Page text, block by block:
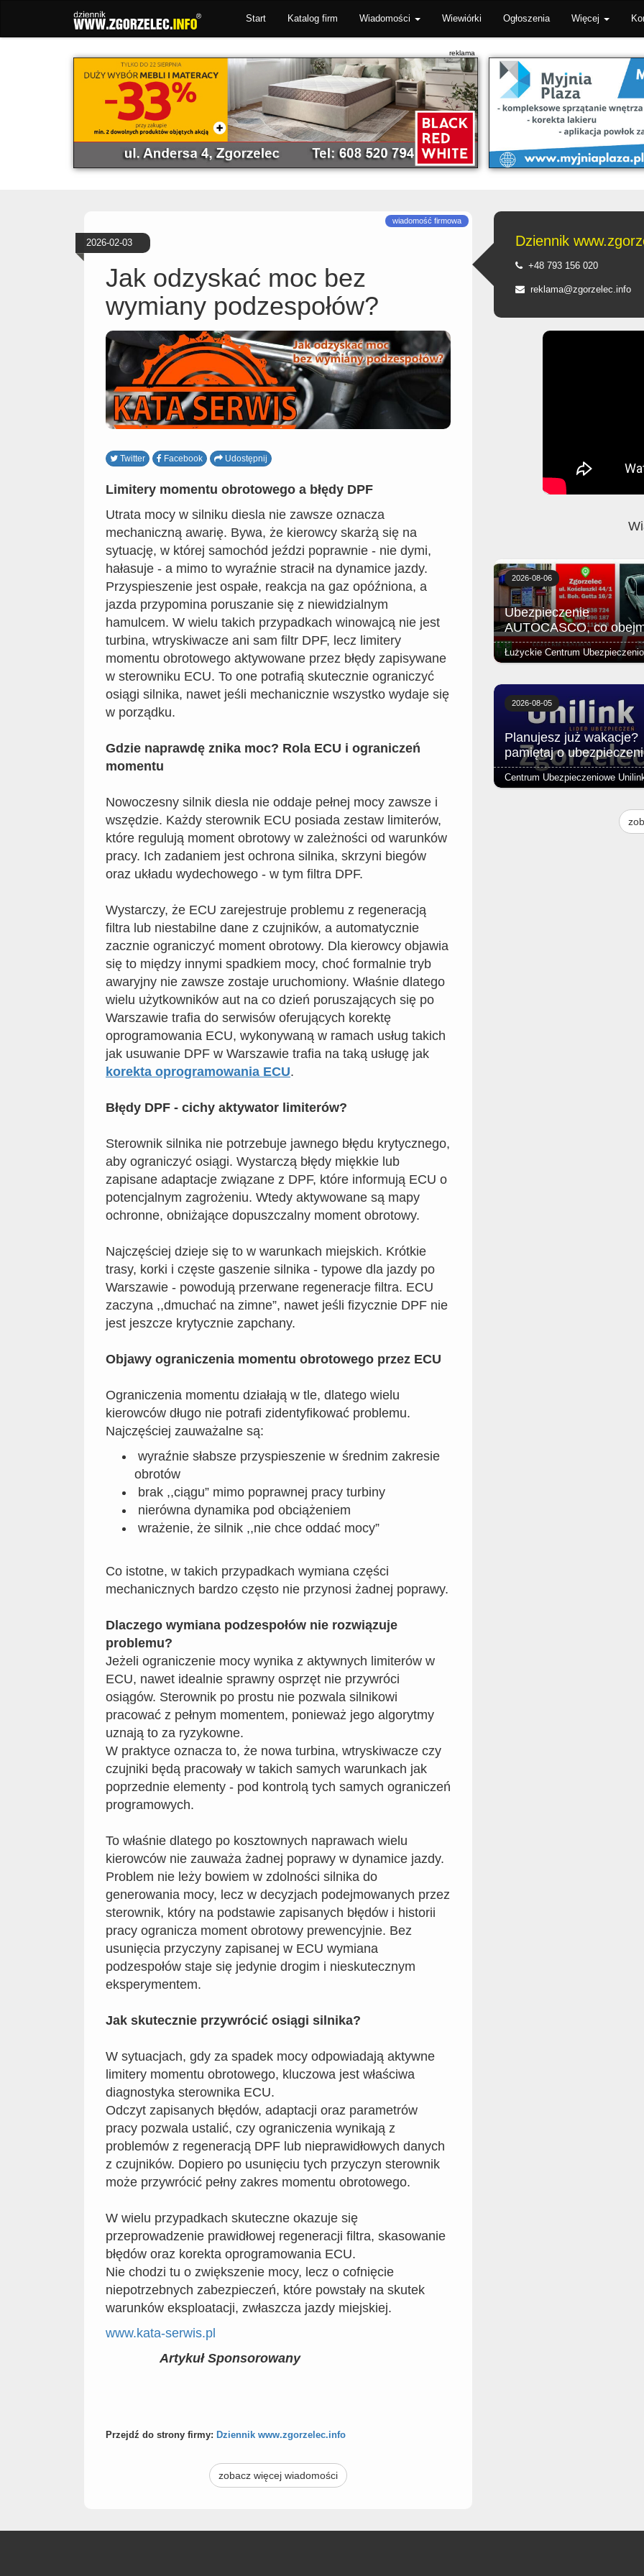
Start Katalog firm Wiadomości Wiewiórki Ogłoszenia Więcej
2026-02-03
Jak odzyskać moc bez
wymiany podzespołów?
Twitter Facebook Udostępnij
Limitery momentu obrotowego a błędy DPF
Utrata mocy w silniku diesla nie zawsze oznacza
mechaniczną awarię. Bywa, że kierowcy skarżą się na
sytuację, w której samochód jeździ poprawnie - nie dymi,
hałasuje - a mimo to wyraźnie stracił na dynamice jazdy.
Przyspieszenie jest ospałe, reakcja na gaz opóźniona, a
jazda przypomina poruszanie się z niewidzialnym
hamulcem. W wielu takich przypadkach winowajcą nie jest
turbina, wtryskiwacze ani sam filtr DPF, lecz limitery
momentu obrotowego aktywowane przez błędy zapisywane
w sterowniku ECU. To one potrafią skutecznie ograniczyć
osiągi silnika, nawet jeśli mechanicznie wszystko wydaje się
w porządku.
Gdzie naprawdę znika moc? Rola ECU i ograniczeń
momentu
Nowoczesny silnik diesla nie oddaje pełnej mocy zawsze i
wszędzie. Każdy sterownik ECU posiada zestaw limiterów,
które regulują moment obrotowy w zależności od warunków
pracy. Ich zadaniem jest ochrona silnika, skrzyni biegów
oraz układu wydechowego - w tym filtra DPF.
Wystarczy, że ECU zarejestruje problemu z regeneracją
filtra lub niestabilne dane z czujników, a automatycznie
zacznie ograniczyć moment obrotowy. Dla kierowcy objawia
się to między innymi spadkiem mocy, choć formalnie tryb
awaryjny nie zawsze zostaje uruchomiony. Właśnie dlatego
wielu użytkowników aut na co dzień poruszających się po
Warszawie trafia do serwisów oferujących korektę
oprogramowania ECU, wykonywaną w ramach usług takich
jak usuwanie DPF w Warszawie trafia na taką usługę jak
korekta oprogramowania ECU.
Błędy DPF - cichy aktywator limiterów?
Sterownik silnika nie potrzebuje jawnego błędu krytycznego,
aby ograniczyć osiągi. Wystarczą błędy miękkie lub
zapisane adaptacje związane z DPF, które informują ECU o
potencjalnym zagrożeniu. Wtedy aktywowane są mapy
ochronne, obniżające dopuszczalny moment obrotowy.
Najczęściej dzieje się to w warunkach miejskich. Krótkie
trasy, korki i częste gaszenie silnika - typowe dla jazdy po
Warszawie - powodują przerwane regeneracje filtra. ECU
zaczyna ,,dmuchać na zimne”, nawet jeśli fizycznie DPF nie
jest jeszcze krytycznie zapchany.
Objawy ograniczenia momentu obrotowego przez ECU
Ograniczenia momentu działają w tle, dlatego wielu
kierowców długo nie potrafi zidentyfikować problemu.
Najczęściej zauważalne są:
wyraźnie słabsze przyspieszenie w średnim zakresie
obrotów
brak ,,ciągu” mimo poprawnej pracy turbiny
nierówna dynamika pod obciążeniem
wrażenie, że silnik ,,nie chce oddać mocy”
Co istotne, w takich przypadkach wymiana części
mechanicznych bardzo często nie przynosi żadnej poprawy.
Dlaczego wymiana podzespołów nie rozwiązuje
problemu?
Jeżeli ograniczenie mocy wynika z aktywnych limiterów w
ECU, nawet idealnie sprawny osprzęt nie przywróci
osiągów. Sterownik po prostu nie pozwala silnikowi
pracować z pełnym momentem, ponieważ jego algorytmy
uznają to za ryzykowne.
W praktyce oznacza to, że nowa turbina, wtryskiwacze czy
czujniki będą pracowały w takich samych warunkach jak
poprzednie elementy - pod kontrolą tych samych ograniczeń
programowych.
To właśnie dlatego po kosztownych naprawach wielu
kierowców nie zauważa żadnej poprawy w dynamice jazdy.
Problem nie leży bowiem w zdolności silnika do
generowania mocy, lecz w decyzjach podejmowanych przez
sterownik, który na podstawie zapisanych błędów i historii
pracy ogranicza moment obrotowy prewencyjnie. Bez
usunięcia przyczyny zapisanej w ECU wymiana
podzespołów staje się jedynie drogim i nieskutecznym
eksperymentem.
Jak skutecznie przywrócić osiągi silnika?
W sytuacjach, gdy za spadek mocy odpowiadają aktywne
limitery momentu obrotowego, kluczowa jest właściwa
diagnostyka sterownika ECU.
Odczyt zapisanych błędów, adaptacji oraz parametrów
pracy pozwala ustalić, czy ograniczenia wynikają z
problemów z regeneracją DPF lub nieprawidłowych danych
z czujników. Dopiero po usunięciu tych przyczyn sterownik
może przywrócić pełny zakres momentu obrotowego.
W wielu przypadkach skuteczne okazuje się
przeprowadzenie prawidłowej regeneracji filtra, skasowanie
błędów oraz korekta oprogramowania ECU.
Nie chodzi tu o zwiększenie mocy, lecz o cofnięcie
niepotrzebnych zabezpieczeń, które powstały na skutek
warunków eksploatacji, zwłaszcza jazdy miejskiej.
www.kata-serwis.pl
Artykuł Sponsorowany
Przejdź do strony firmy: Dziennik www.zgorzelec.info
zobacz więcej wiadomości
Dziennik
+48 793 156 020
reklama@zgorzelec.info
Ubezpieczenie
AUTOCASCO, co
działanie sił przyrody, pożar i wiele
więcej.
2026-08-06
Planujesz już wakacje?
pamiętaj o
kraju? Pamiętaj o ubezpieczeniu.
Oferujemy pełną ochronę na
2026-08-05